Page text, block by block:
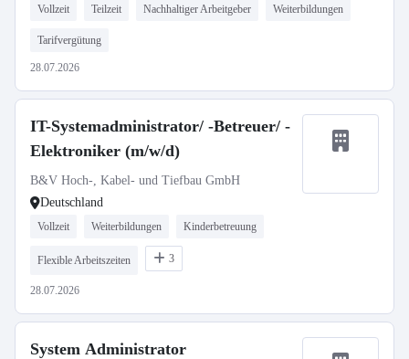
Vollzeit Teilzeit Nachhaltiger Arbeitgeber Weiterbildungen
Tarifvergütung
28.07.2026
IT-Systemadministrator/ -Betreuer/ -
Elektroniker (m/w/d)
B&V Hoch-, Kabel- und Tiefbau GmbH
Deutschland
Vollzeit Weiterbildungen Kinderbetreuung
Flexible Arbeitszeiten 3
28.07.2026
System Administrator